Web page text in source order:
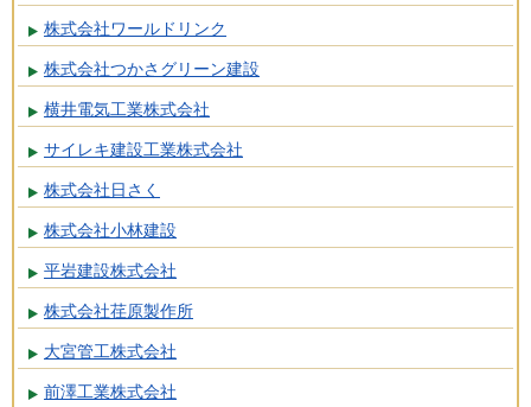
株式会社ワールドリンク
株式会社つかさグリーン建設
横井電気工業株式会社
サイレキ建設工業株式会社
株式会社日さく
株式会社小林建設
平岩建設株式会社
株式会社荏原製作所
大宮管工株式会社
前澤工業株式会社